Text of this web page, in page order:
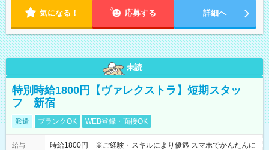
気になる！ 応募する 詳細へ
未読
特別時給1800円【ヴァレクストラ】短期スタッ
フ 新宿
派遣 ブランクOK WEB登録・面接OK
給与
時給1800円 ※ご経験・スキルにより優遇 スマホでかんたんに